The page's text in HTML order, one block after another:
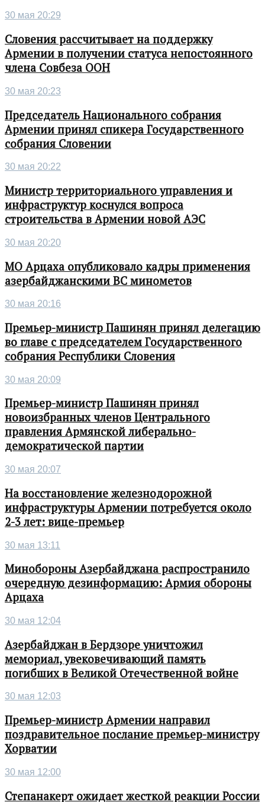
30 мая 20:29
Словения рассчитывает на поддержку
Армении в получении статуса непостоянного
члена Совбеза ООН
30 мая 20:23
Председатель Национального собрания
Армении принял спикера Государственного
собрания Словении
30 мая 20:22
Министр территориального управления и
инфраструктур коснулся вопроса
строительства в Армении новой АЭС
30 мая 20:20
МО Арцаха опубликовало кадры применения
азербайджанскими ВС минометов
30 мая 20:16
Премьер-министр Пашинян принял делегацию
во главе с председателем Государственного
собрания Республики Словения
30 мая 20:09
Премьер-министр Пашинян принял
новоизбранных членов Центрального
правления Армянской либерально-
демократической партии
30 мая 20:07
На восстановление железнодорожной
инфраструктуры Армении потребуется около
2-3 лет: вице-премьер
30 мая 13:11
Минобороны Азербайджана распространило
очередную дезинформацию: Армия обороны
Арцаха
30 мая 12:04
Азербайджан в Бердзоре уничтожил
мемориал, увековечивающий память
погибших в Великой Отечественной войне
30 мая 12:03
Премьер-министр Армении направил
поздравительное послание премьер-министру
Хорватии
30 мая 12:00
Степанакерт ожидает жесткой реакции России